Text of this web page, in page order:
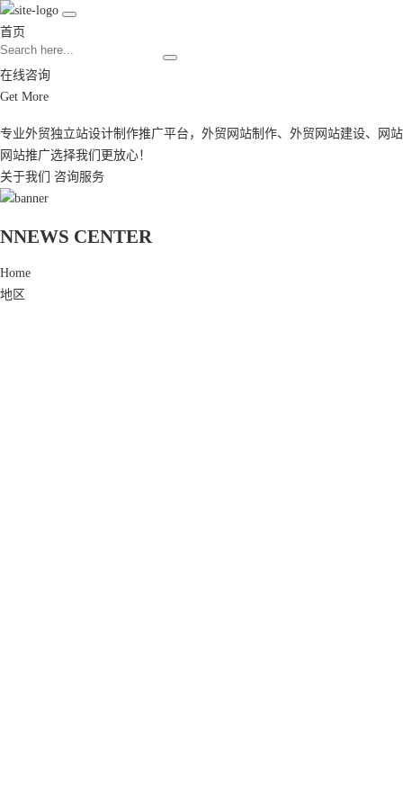
首页
在线咨询
Get More
专业外贸独立站设计制作推广平台， 外贸网站制作、 外贸网站建设、
网站
网站推广选择我们更放心！
关于我们
咨询服务
NNEWS CENTER
Home
地区